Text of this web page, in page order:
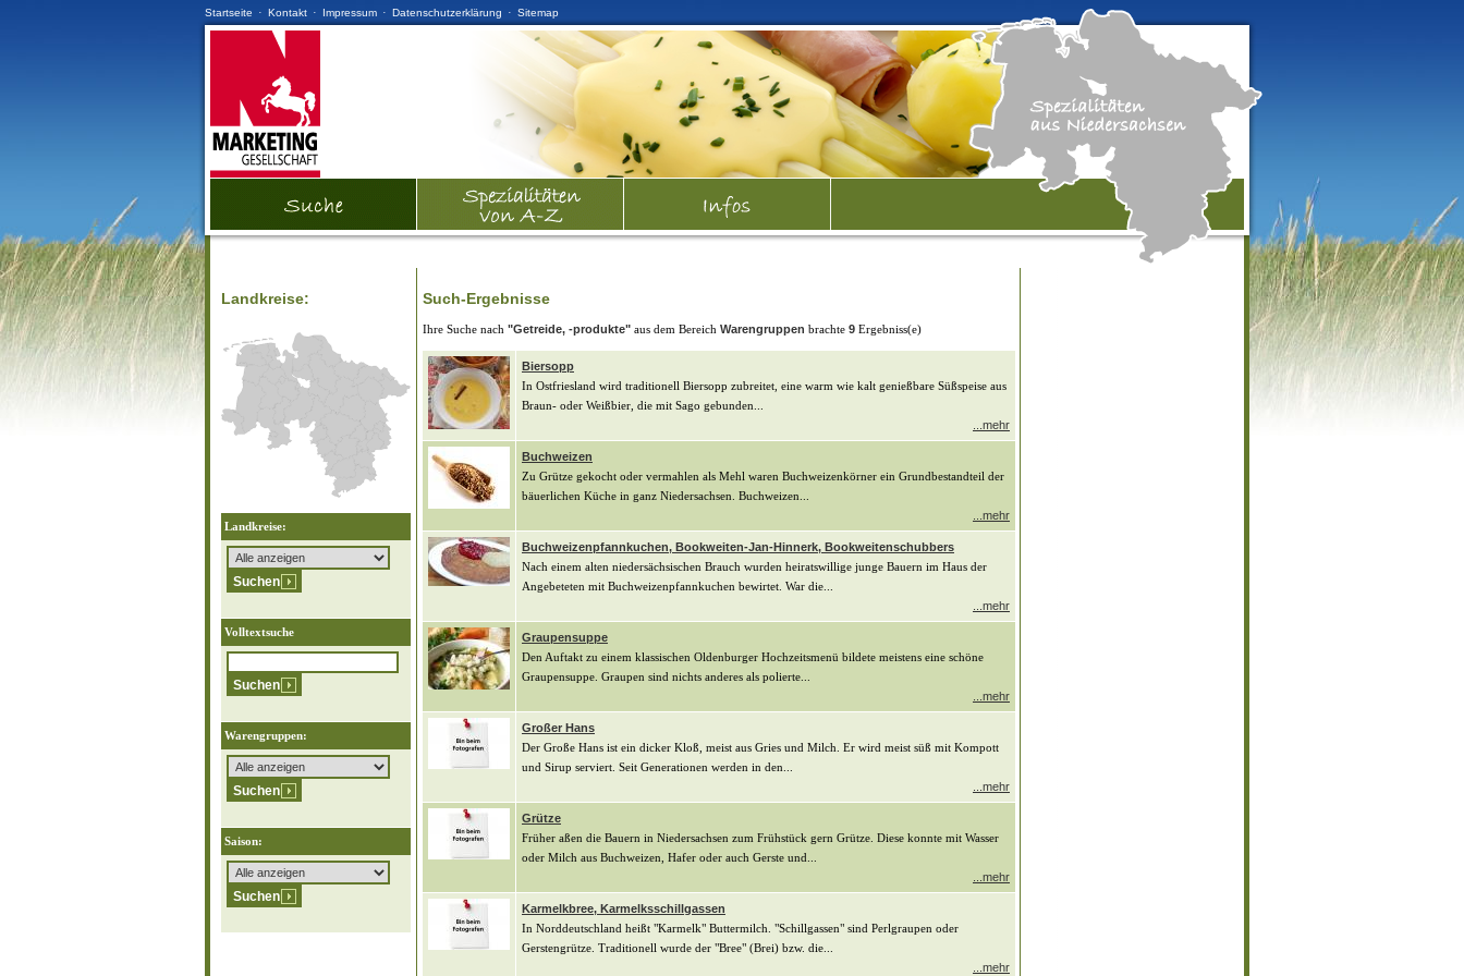
Startseite · Kontakt · Impressum · Datenschutzerklärung · Sitemap
Landkreise:
Landkreise:
Volltextsuche
Warengruppen:
Saison:
Such-Ergebnisse
Ihre Suche nach "Getreide, -produkte" aus dem Bereich Warengruppen brachte 9 Ergebniss(e)
Biersopp
In Ostfriesland wird traditionell Biersopp zubreitet, eine warm wie kalt genießbare Süßspeise aus
Braun- oder Weißbier, die mit Sago gebunden...
...mehr
Buchweizen
Zu Grütze gekocht oder vermahlen als Mehl waren Buchweizenkörner ein Grundbestandteil der
bäuerlichen Küche in ganz Niedersachsen. Buchweizen...
...mehr
Buchweizenpfannkuchen, Bookweiten-Jan-Hinnerk, Bookweitenschubbers
Nach einem alten niedersächsischen Brauch wurden heiratswillige junge Bauern im Haus der
Angebeteten mit Buchweizenpfannkuchen bewirtet. War die...
...mehr
Graupensuppe
Den Auftakt zu einem klassischen Oldenburger Hochzeitsmenü bildete meistens eine schöne
Graupensuppe. Graupen sind nichts anderes als polierte...
...mehr
Großer Hans
Der Große Hans ist ein dicker Kloß, meist aus Gries und Milch. Er wird meist süß mit Kompott
und Sirup serviert. Seit Generationen werden in den...
...mehr
Grütze
Früher aßen die Bauern in Niedersachsen zum Frühstück gern Grütze. Diese konnte mit Wasser
oder Milch aus Buchweizen, Hafer oder auch Gerste und...
...mehr
Karmelkbree, Karmelksschillgassen
In Norddeutschland heißt "Karmelk" Buttermilch. "Schillgassen" sind Perlgraupen oder
Gerstengrütze. Traditionell wurde der "Bree" (Brei) bzw. die...
...mehr